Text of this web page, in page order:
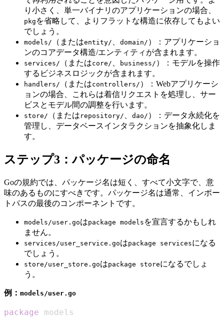
り小さく、単一バイナリのアプリケーションの場合、
pkg を省略して、よりフラットな構造に依存してもよい
でしょう。
models/ （またはentity/ domain/ ）：アプリケーショ
ンのコアデータ構造/エンティティが含まれます。
services/ （またはcore/ business/ ）：モデルを操作
するビジネスロジックが含まれます。
handlers/ （またはcontrollers/ ）：Webアプリケーシ
ョンの場合、これらは着信リクエストを処理し、サー
ビスとモデル間の調整を行います。
store/ （または repository/ dao/ ）：データ永続化を
管理し、データベースインタラクションを抽象化しま
す。
ステップ3：パッケージの命名
Goの規約では、パッケージ名は短く、すべて小文字で、意
味のあるものにすべきです。パッケージ名は通常、インポー
トパスの最後のコンポーネントです。
models/user.goはpackage models を宣言するかもしれ
ません。
services/user_service.goはpackage servicesになる
でしょう。
store/user_store.goはpackage storeになるでしょ
う。
例： models/user.go
package